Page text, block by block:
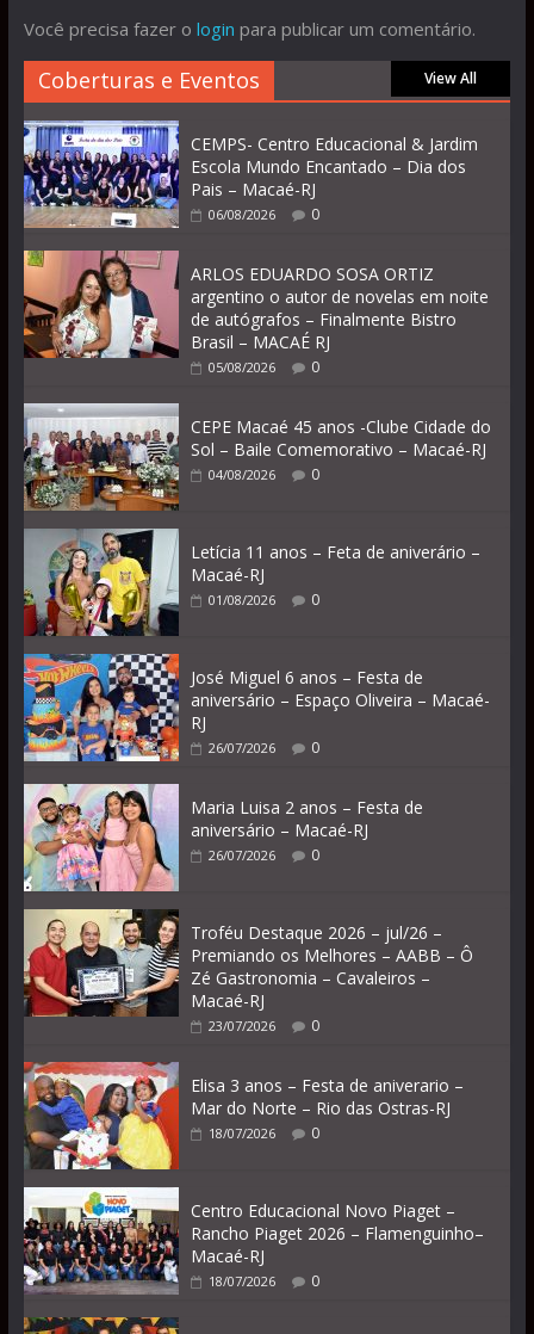
Você precisa fazer o login para publicar um comentário.
Coberturas e Eventos View All
CEMPS- Centro Educacional & Jardim
Escola Mundo Encantado – Dia dos
Pais – Macaé-RJ
06/08/2026 0
ARLOS EDUARDO SOSA ORTIZ
argentino o autor de novelas em noite
de autógrafos – Finalmente Bistro
Brasil – MACAÉ RJ
05/08/2026 0
CEPE Macaé 45 anos -Clube Cidade do
Sol – Baile Comemorativo – Macaé-RJ
04/08/2026 0
Letícia 11 anos – Feta de aniverário –
Macaé-RJ
01/08/2026 0
José Miguel 6 anos – Festa de
aniversário – Espaço Oliveira – Macaé-
RJ
26/07/2026 0
Maria Luisa 2 anos – Festa de
aniversário – Macaé-RJ
26/07/2026 0
Troféu Destaque 2026 – jul/26 –
Premiando os Melhores – AABB – Ô
Zé Gastronomia – Cavaleiros –
Macaé-RJ
23/07/2026 0
Elisa 3 anos – Festa de aniverario –
Mar do Norte – Rio das Ostras-RJ
18/07/2026 0
Centro Educacional Novo Piaget –
Rancho Piaget 2026 – Flamenguinho–
Macaé-RJ
18/07/2026 0